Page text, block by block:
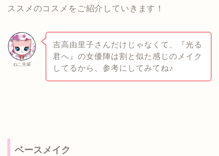
ススメのコスメをご紹介していきます！
ねこ先輩
吉高由里子さんだけじゃなくて、『光る
君へ』の女優陣は割と似た感じのメイク
してるから、参考にしてみてね♪
ベースメイク